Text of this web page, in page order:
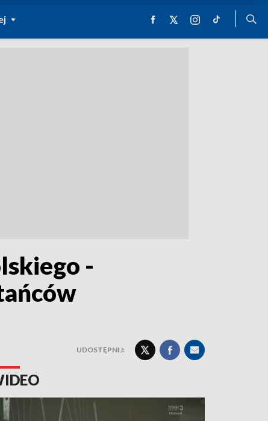
-
UDOSTĘPNIJ: